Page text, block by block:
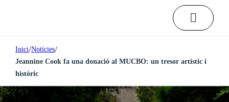
Inici/Notícies/
Jeannine Cook fa una donació al MUCBO: un tresor artístic i
històric